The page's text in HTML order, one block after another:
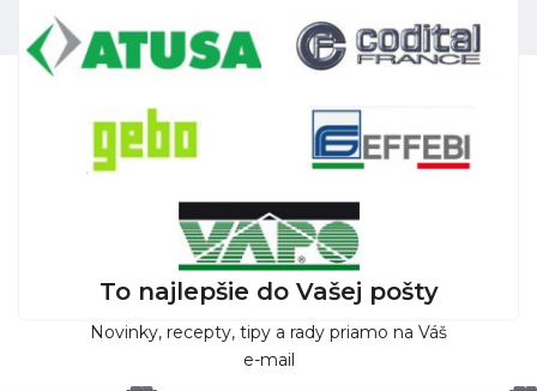
To najlepšie do Vašej pošty
Novinky, recepty, tipy a rady priamo na Váš
e-mail